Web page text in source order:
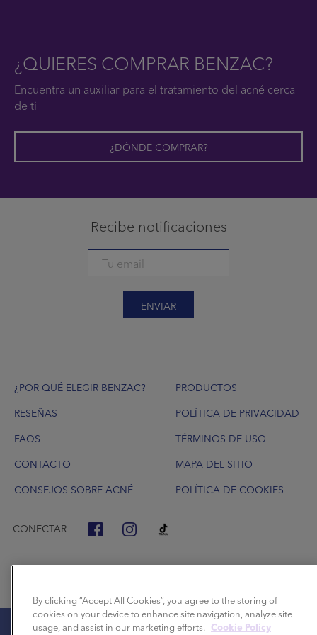
¿QUIERES COMPRAR BENZAC?
Encuentra un auxiliar para el tratamiento del acné cerca
de ti
¿DÓNDE COMPRAR?
Recibe notificaciones
ENVIAR
Footer
¿POR QUÉ ELEGIR BENZAC?
RESEÑAS
FAQS
CONTACTO
CONSEJOS SOBRE ACNÉ
PRODUCTOS
POLÍTICA DE PRIVACIDAD
TÉRMINOS DE USO
MAPA DEL SITIO
POLÍTICA DE COOKIES
CONECTAR
By clicking “Accept All Cookies”, you agree to the storing of
cookies on your device to enhance site navigation, analyze site
usage, and assist in our marketing efforts. Cookie Policy